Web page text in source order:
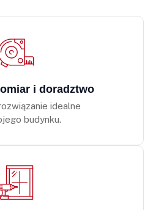
i doradztwo
idealne
budynku.